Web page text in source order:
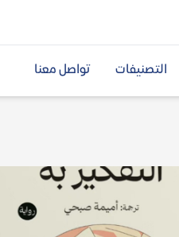
التصنيفات تواصل معنا